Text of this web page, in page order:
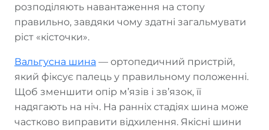
розподіляють навантаження на стопу
правильно, завдяки чому здатні загальмувати
ріст «кісточки».
Вальгусна шина — ортопедичний пристрій,
який фіксує палець у правильному положенні.
Щоб зменшити опір м’язів і зв’язок, її
надягають на ніч. На ранніх стадіях шина може
частково виправити відхилення. Якісні шини